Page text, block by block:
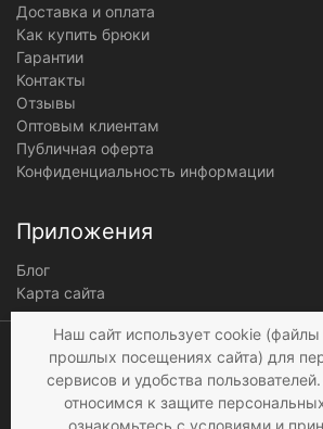
Доставка и оплата
Как купить брюки
Гарантии
Контакты
Отзывы
Оптовым клиентам
Публичная оферта
Конфиденциальность информации
Приложения
Блог
Карта сайта
Мы
Наш сайт использует cookie
прошлых посещениях сайта) для
сервисов и удобства
относимся к защите
ознакомьтесь с условиями и